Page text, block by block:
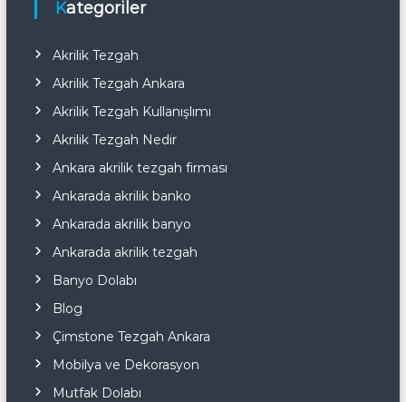
Kategoriler
Akrilik Tezgah
Akrilik Tezgah Ankara
Akrilik Tezgah Kullanışlımı
Akrilik Tezgah Nedir
Ankara akrilik tezgah firması
Ankarada akrilik banko
Ankarada akrilik banyo
Ankarada akrilik tezgah
Banyo Dolabı
Blog
Çimstone Tezgah Ankara
Mobilya ve Dekorasyon
Mutfak Dolabı